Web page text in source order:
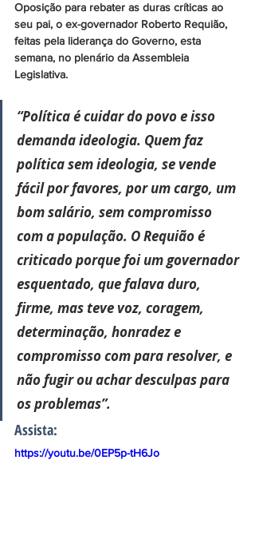
Oposição para rebater as duras críticas ao
seu pai, o ex-governador Roberto Requião,
feitas pela liderança do Governo, esta
semana, no plenário da Assembleia
Legislativa.
“Política é cuidar do povo e isso
demanda ideologia. Quem faz
política sem ideologia, se vende
fácil por favores, por um cargo, um
bom salário, sem compromisso
com a população. O Requião é
criticado porque foi um governador
esquentado, que falava duro,
firme, mas teve voz, coragem,
determinação, honradez e
compromisso com para resolver, e
não fugir ou achar desculpas para
os problemas”.
Assista:
https://youtu.be/0EP5p-tH6Jo